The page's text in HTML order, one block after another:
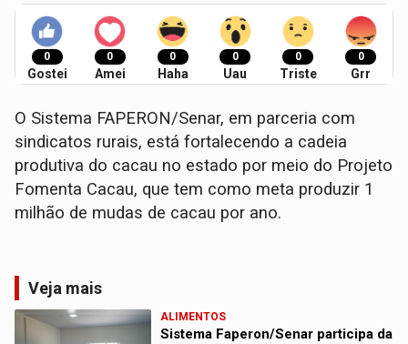
0
Gostei
0
Amei
0
Haha
0
Uau
0
Triste
0
Grr
O Sistema FAPERON/Senar, em parceria com
sindicatos rurais, está fortalecendo a cadeia
produtiva do cacau no estado por meio do Projeto
Fomenta Cacau, que tem como meta produzir 1
milhão de mudas de cacau por ano.
Veja mais
ALIMENTOS
Sistema Faperon/Senar participa da